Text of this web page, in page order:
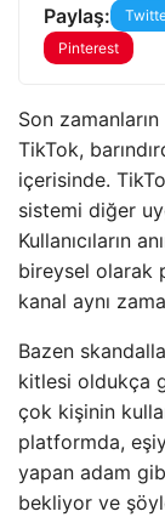
Paylaş:
Pinterest
Son
TikTok,
içerisinde.
sistemi diğer
Kullanıcıların
bireysel olarak
kanal aynı
Bazen
kitlesi oldukça
çok kişinin
platformda,
yapan adam
bekliyor ve